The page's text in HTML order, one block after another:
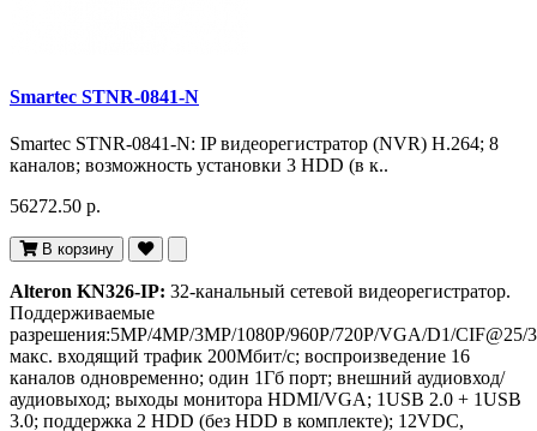
Smartec STNR-0841-N
Smartec STNR-0841-N: IP видеорегистратор (NVR) H.264; 8
каналов; возможность установки 3 HDD (в к..
56272.50 р.
В корзину
Alteron KN326-IP: 32-канальный сетевой видеорегистратор.
Поддерживаемые
разрешения:5MP/4MP/3MP/1080P/960P/720P/VGA/D1/CIF@25/
макс. входящий трафик 200Мбит/с; воспроизведение 16
каналов одновременно; один 1Гб порт; внешний аудиовход/
аудиовыход; выходы монитора HDMI/VGA; 1USB 2.0 + 1USB
3.0; поддержка 2 HDD (без HDD в комплекте); 12VDC,